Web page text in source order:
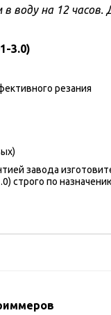
воду на 12
3.0)
резания
завода
строго по